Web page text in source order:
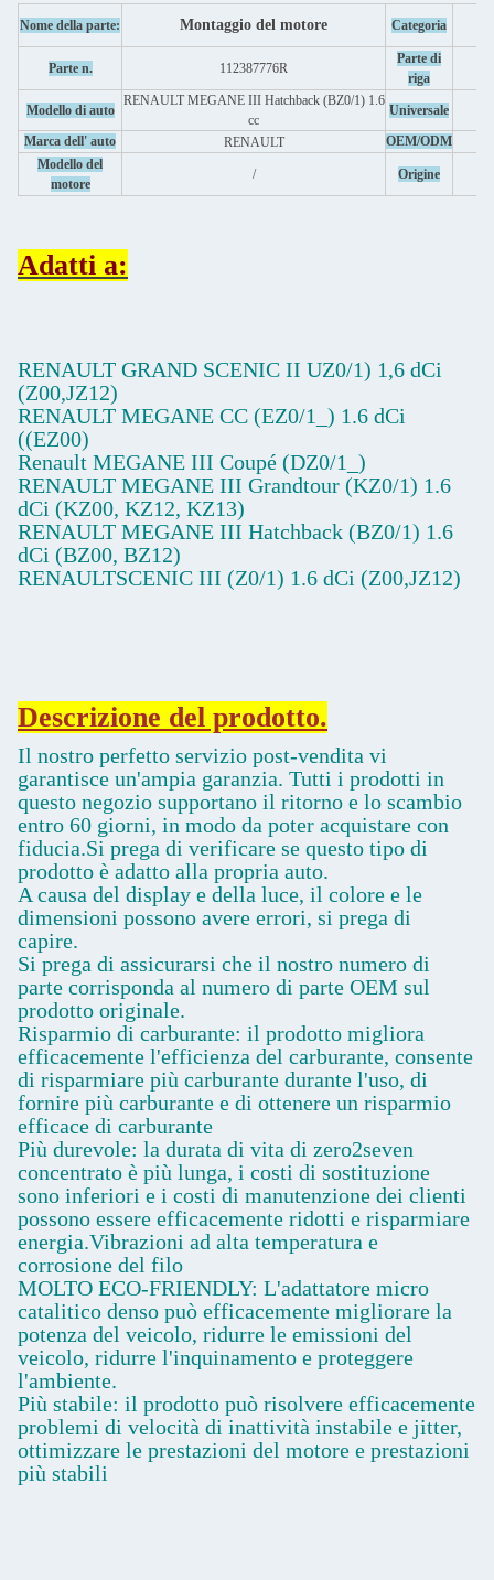
Nome della parte: Montaggio del motore Categoria
Parte n. 112387776R
Parte di
riga
Modello di auto
RENAULT MEGANE III Hatchback (BZ0/1) 1.6
cc
Universale
Marca dell' auto RENAULT
OEM/ODM
Modello del
motore
/ Origine
Adatti a:
RENAULT GRAND SCENIC II UZ0/1) 1,6 dCi
(Z00,JZ12)
RENAULT MEGANE CC (EZ0/1_) 1.6 dCi
((EZ00)
Renault MEGANE III Coupé (DZ0/1_)
RENAULT MEGANE III Grandtour (KZ0/1) 1.6
dCi (KZ00, KZ12, KZ13)
RENAULT MEGANE III Hatchback (BZ0/1) 1.6
dCi (BZ00, BZ12)
RENAULTSCENIC III (Z0/1) 1.6 dCi (Z00,JZ12)
Descrizione del prodotto.
Il nostro perfetto servizio post-vendita vi
garantisce un'ampia garanzia. Tutti i prodotti in
questo negozio supportano il ritorno e lo scambio
entro 60 giorni, in modo da poter acquistare con
fiducia.Si prega di verificare se questo tipo di
prodotto è adatto alla propria auto.
A causa del display e della luce, il colore e le
dimensioni possono avere errori, si prega di
capire.
Si prega di assicurarsi che il nostro numero di
parte corrisponda al numero di parte OEM sul
prodotto originale.
Risparmio di carburante: il prodotto migliora
efficacemente l'efficienza del carburante, consente
di risparmiare più carburante durante l'uso, di
fornire più carburante e di ottenere un risparmio
efficace di carburante
Più durevole: la durata di vita di zero2seven
concentrato è più lunga, i costi di sostituzione
sono inferiori e i costi di manutenzione dei clienti
possono essere efficacemente ridotti e risparmiare
energia.Vibrazioni ad alta temperatura e
corrosione del filo
MOLTO ECO-FRIENDLY: L'adattatore micro
catalitico denso può efficacemente migliorare la
potenza del veicolo, ridurre le emissioni del
veicolo, ridurre l'inquinamento e proteggere
l'ambiente.
Più stabile: il prodotto può risolvere efficacemente
problemi di velocità di inattività instabile e jitter,
ottimizzare le prestazioni del motore e prestazioni
più stabili